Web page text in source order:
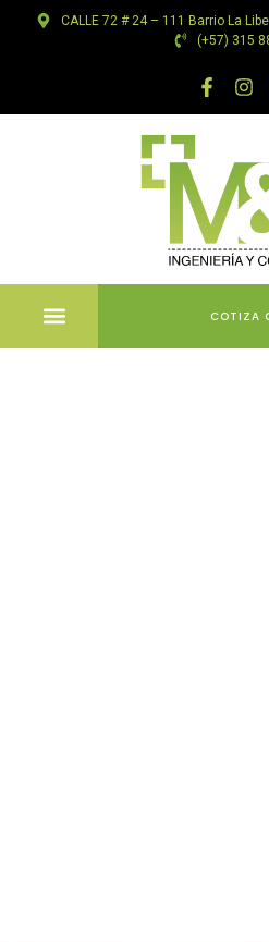
CALLE 72 # 24 – 111 Barrio La
(+57) 315
COTIZA